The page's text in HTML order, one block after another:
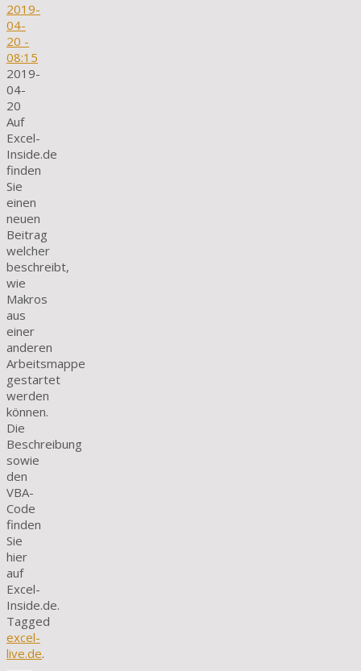
2019-
04-
20 -
08:15
2019-
04-
20
Auf
Excel-
Inside.de
finden
Sie
einen
neuen
Beitrag
welcher
beschreibt,
wie
Makros
aus
einer
anderen
Arbeitsmappe
gestartet
werden
können.
Die
Beschreibung
sowie
den
VBA-
Code
finden
Sie
hier
auf
Excel-
Inside.de.
Tagged
excel-
live.de.